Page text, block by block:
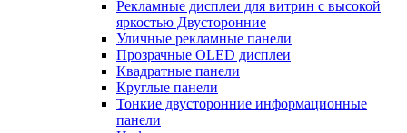
Рекламные дисплеи для витрин с высокой
яркостью Двусторонние
Уличные рекламные панели
Прозрачные OLED дисплеи
Квадратные панели
Круглые панели
Тонкие двусторонние информационные
панели